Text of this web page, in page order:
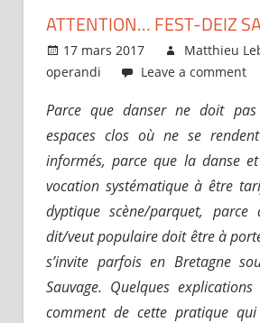
ATTENTION… FEST-DEIZ
17 mars 2017 Matthieu
operandi
Leave a comment
Parce que danser ne doit
espaces clos où ne se
informés, parce que la danse
vocation systématique à être
dyptique scène/parquet, parce
dit/veut populaire doit être à
s’invite parfois en Bretagne
Sauvage. Quelques
comment de cette pratique